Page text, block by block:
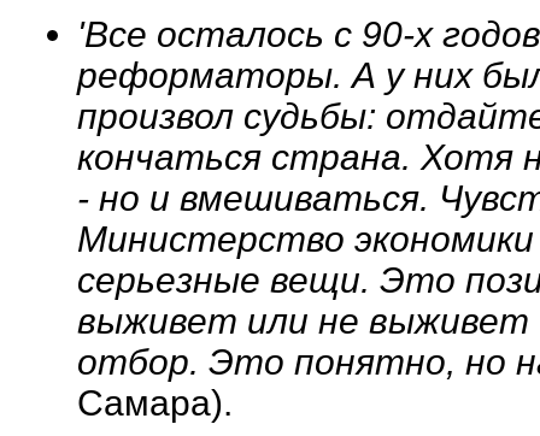
'Все осталось с 90-х
реформаторы. А у них
произвол судьбы:
кончаться страна. Хотя
- но и вмешиваться.
Министерство
серьезные вещи. Это
выживет или не выживет
отбор. Это понятно, но
Самара).